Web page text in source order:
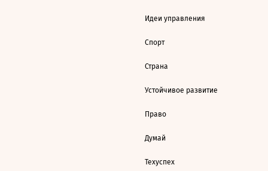
Идеи управления
Спорт
Страна
Устойчивое развитие
Право
Думай
Техуспех